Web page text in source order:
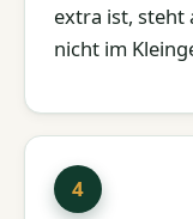
extra ist, steht
nicht im